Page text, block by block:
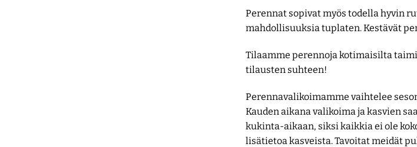
Perennat sopivat myös todella hyvin
mahdollisuuksia tuplaten. Kestävät
Tilaamme perennoja kotimaisilta
tilausten suhteen!
Perennavalikoimamme vaihtelee
Kauden aikana valikoima ja kasvien
kukinta-aikaan, siksi kaikkia ei ole
lisätietoa kasveista. Tavoitat meidät